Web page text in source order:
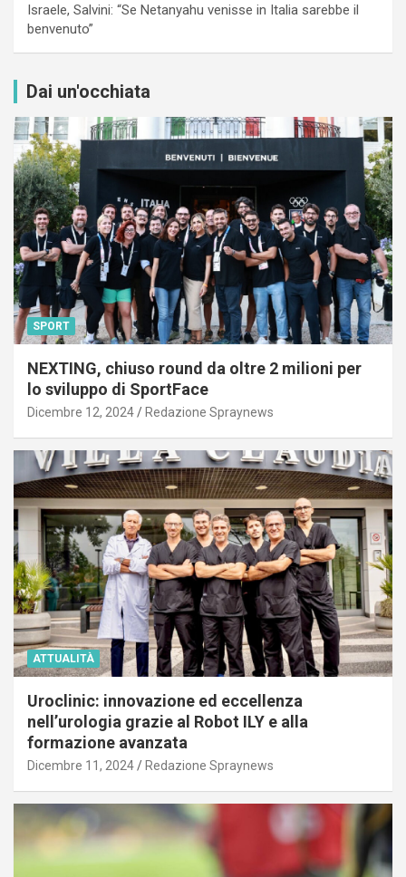
Israele, Salvini: “Se Netanyahu venisse in Italia sarebbe il
benvenuto”
Dai un'occhiata
SPORT
NEXTING, chiuso round da oltre 2 milioni per
lo sviluppo di SportFace
Dicembre 12, 2024 Redazione Spraynews
ATTUALITÀ
Uroclinic: innovazione ed eccellenza
nell’urologia grazie al Robot ILY e alla
formazione avanzata
Dicembre 11, 2024 Redazione Spraynews